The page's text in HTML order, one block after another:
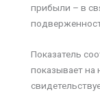
прибыли – в
Показатель
показывает на